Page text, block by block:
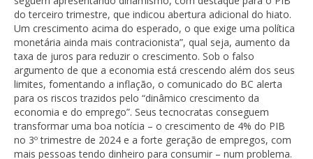
do terceiro trimestre, que indicou abertura adicional do hiato.
Um crescimento acima do esperado, o que exige uma política
monetária ainda mais contracionista”, qual seja, aumento da
taxa de juros para reduzir o crescimento. Sob o falso
argumento de que a economia está crescendo além dos seus
limites, fomentando a inflação, o comunicado do BC alerta
para os riscos trazidos pelo “dinâmico crescimento da
economia e do emprego”. Seus tecnocratas conseguem
transformar uma boa notícia – o crescimento de 4% do PIB
no 3º trimestre de 2024 e a forte geração de empregos, com
mais pessoas tendo dinheiro para consumir – num problema.